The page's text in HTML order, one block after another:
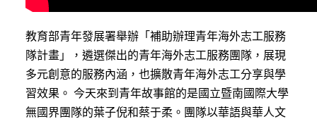
教育部青年發展署舉辦「補助辦理青年海外志工服務
隊計畫」，遴選傑出的青年海外志工服務團隊，展現
多元創意的服務內涵，也擴散青年海外志工分享與學
習效果。 今天來到青年故事館的是國立暨南國際大學
無國界團隊的葉子倪和蔡于柔。團隊以華語與華人文